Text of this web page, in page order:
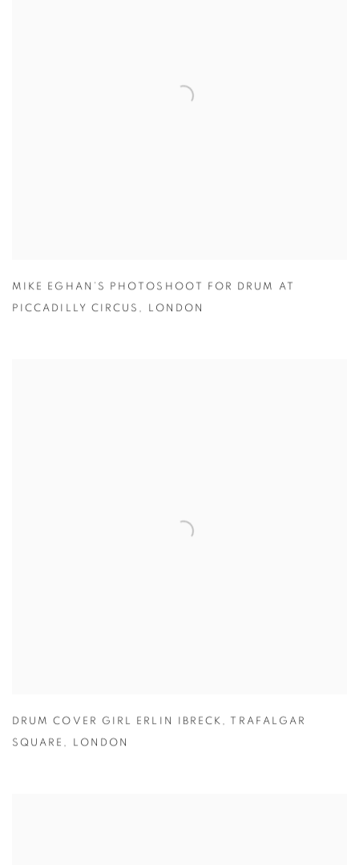
MIKE EGHAN’S PHOTOSHOOT FOR DRUM AT
PICCADILLY CIRCUS , LONDON
DRUM COVER GIRL ERLIN IBRECK , TRAFALGAR
SQUARE , LONDON